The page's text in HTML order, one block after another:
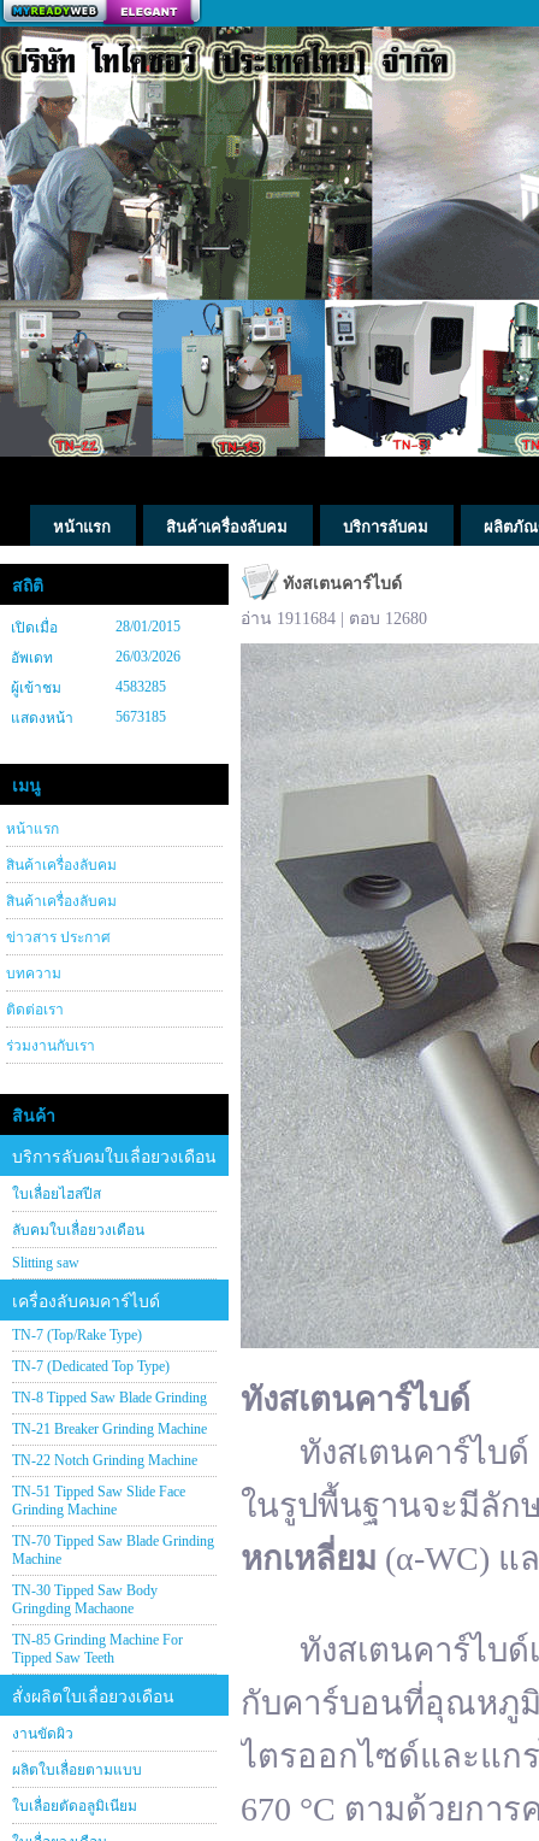
สร้างเว็บ
หน้าแรก สินค้าเครื่องลับคม บริการลับคม ผลิตภัณ
สถิติ
เปิดเมื่อ
28/01/2015
อัพเดท
26/03/2026
ผู้เข้าชม
4583285
แสดงหน้า
5673185
เมนู
หน้าแรก
สินค้าเครื่องลับคม
สินค้าเครื่องลับคม
ข่าวสาร ประกาศ
บทความ
ติดต่อเรา
ร่วมงานกับเรา
สินค้า
บริการลับคมใบเลื่อยวงเดือน
ใบเลื่อยไฮสปีส
ลับคมใบเลื่อยวงเดือน
Slitting saw
เครื่องลับคมคาร์ไบด์
TN-7 (Top/Rake Type)
TN-7 (Dedicated Top Type)
TN-8 Tipped Saw Blade Grinding
TN-21 Breaker Grinding Machine
TN-22 Notch Grinding Machine
TN-51 Tipped Saw Slide Face
Grinding Machine
TN-70 Tipped Saw Blade Grinding
Machine
TN-30 Tipped Saw Body
Gringding Machaone
TN-85 Grinding Machine For
Tipped Saw Teeth
สั่งผลิตใบเลื่อยวงเดือน
งานขัดผิว
ผลิตใบเลื่อยตามแบบ
ใบเลื่อยตัดอลูมิเนียม
ทังสเตนคาร์ไบด์
อ่าน 1911684 | ตอบ 12680
ทังสเตนคาร์ไบด์
ทังสเตนคาร์ไบด์ (
ในรูปพื้นฐานจะมีลัก
หกเหลี่ยม (α-WC) แ
ทังสเตนคาร์ไบด์เ
กับคาร์บอนที่อุณหภูมิ
ไตรออกไซด์และแก
670 °C ตามด้วยกา